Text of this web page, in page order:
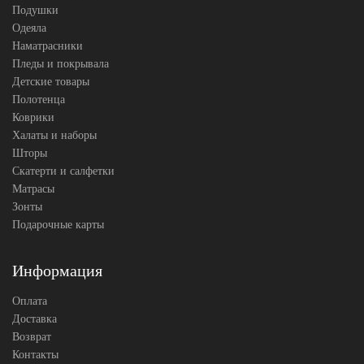
Подушки
Одеяла
Наматрасники
Пледы и покрывала
Детские товары
Полотенца
Коврики
Халаты и наборы
Шторы
Скатерти и салфетки
Матрасы
Зонты
Подарочные карты
Информация
Оплата
Доставка
Возврат
Контакты